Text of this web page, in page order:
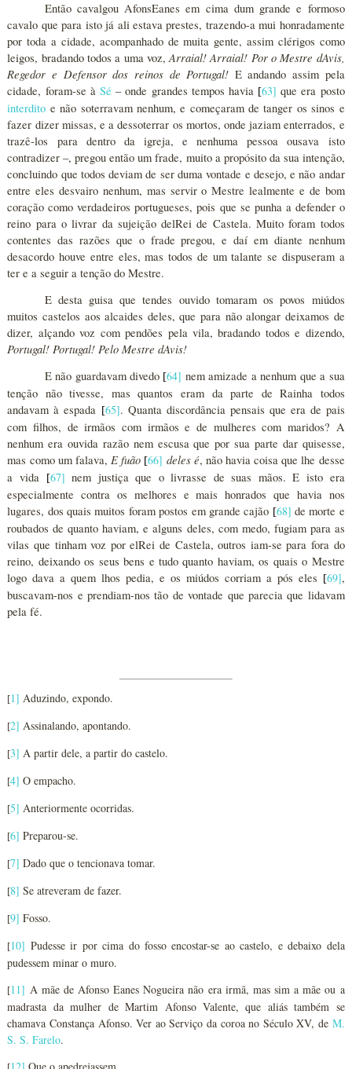
Então cavalgou AfonsEanes em cima dum grande e formoso
cavalo que para isto já ali estava prestes, trazendo-a mui honradamente
por toda a cidade, acompanhado de muita gente, assim clérigos como
leigos, bradando todos a uma voz,Arraial! Arraial! Por o Mestre dAvis,
Regedor e Defensor dos reinos de Portugal! E andando assim pela
cidade, foram-se à Sé – onde grandes tempos havia [63] que era posto
interdito e não soterravam nenhum, e começaram de tanger os sinos e
fazer dizer missas, e a dessoterrar os mortos, onde jaziam enterrados, e
trazê-los para dentro da igreja, e nenhuma pessoa ousava isto
contradizer –, pregou então um frade, muito a propósito da sua intenção,
concluindo que todos deviam de ser duma vontade e desejo, e não andar
entre eles desvairo nenhum, mas servir o Mestre lealmente e de bom
coração como verdadeiros portugueses, pois que se punha a defender o
reino para o livrar da sujeição delRei de Castela. Muito foram todos
contentes das razões que o frade pregou, e daí em diante nenhum
desacordo houve entre eles, mas todos de um talante se dispuseram a
ter e a seguir a tenção do Mestre.
E desta guisa que tendes ouvido tomaram os povos miúdos
muitos castelos aos alcaides deles, que para não alongar deixamos de
dizer, alçando voz com pendões pela vila, bradando todos e dizendo,
Portugal! Portugal! Pelo Mestre dAvis!
E não guardavam divedo [64] nem amizade a nenhum que a sua
tenção não tivesse, mas quantos eram da parte de Rainha todos
andavam à espada [65]. Quanta discordância pensais que era de pais
com filhos, de irmãos com irmãos e de mulheres com maridos? A
nenhum era ouvida razão nem escusa que por sua parte dar quisesse,
mas como um falava,E fuão [66] deles é, não havia coisa que lhe desse
a vida
[67] nem justiça que o livrasse de suas mãos. E isto era
especialmente contra os melhores e mais honrados que havia nos
lugares, dos quais muitos foram postos em grande cajão [68] de morte e
roubados de quanto haviam, e alguns deles, com medo, fugiam para as
vilas que tinham voz por elRei de Castela, outros iam-se para fora do
reino, deixando os seus bens e tudo quanto haviam, os quais o Mestre
logo dava a quem lhos pedia, e os miúdos corriam a pós eles [69],
buscavam-nos e prendiam-nos tão de vontade que parecia que lidavam
pela fé.
[1] Aduzindo, expondo.
[2] Assinalando, apontando.
[3] A partir dele, a partir do castelo.
[4] O empacho.
[5] Anteriormente ocorridas.
[6] Preparou-se.
[7] Dado que o tencionava tomar.
[8] Se atreveram de fazer.
[9] Fosso.
[10] Pudesse ir por cima do fosso encostar-se ao castelo, e debaixo dela
pudessem minar o muro.
[11] A mãe de Afonso Eanes Nogueira não era irmã, mas sim a mãe ou a
madrasta da mulher de Martim Afonso Valente, que aliás também se
chamava Constança Afonso. Ver ao Serviço da coroa no Século XV, de M.
S. S. Farelo.